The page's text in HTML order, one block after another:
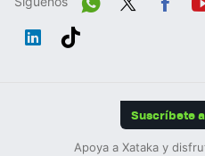
Wh
Suscríbete a
Apoya a Xataka y